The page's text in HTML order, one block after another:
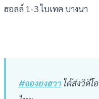
ฮอลล์ 1-3 ไบเทค บางนา
#จองยงฮวาได้ส่งวิดีโ